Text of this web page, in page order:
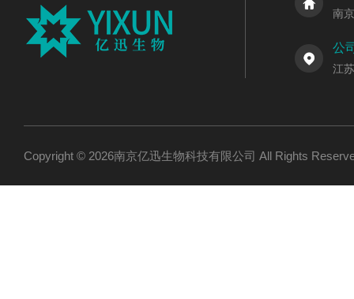
南
公
江
Copyright © 2026南京亿迅生物科技有限公司 All Rights